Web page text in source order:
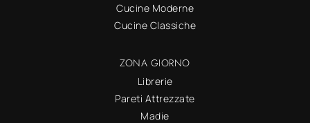
Cucine Moderne
Cucine Classiche
ZONA GIORNO
Librerie
Pareti Attrezzate
Madie